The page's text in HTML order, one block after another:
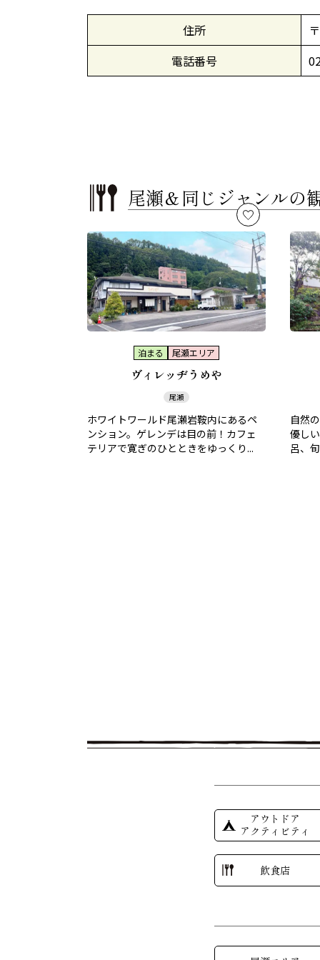
住所
電話番号
尾瀬＆同じジャンルの
泊まる 尾瀬エリア
ヴィレッヂうめや
尾瀬
ホワイトワールド尾瀬岩鞍内にあるペ
ンション。ゲレンデは目の前！カフェ
テリアで寛ぎのひとときをゆっくり...
自然
優し
呂、
アウトドア
アクティビティ
飲食店